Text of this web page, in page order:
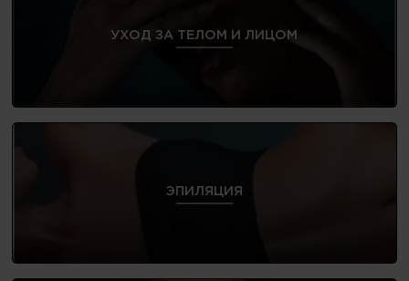
УХОД ЗА ТЕЛОМ И ЛИЦОМ
ЭПИЛЯЦИЯ